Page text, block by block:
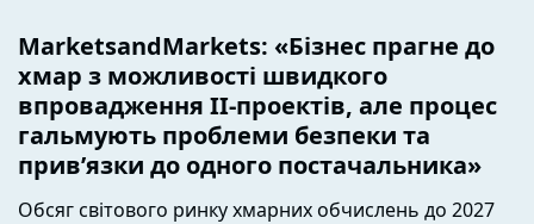
MarketsandMarkets: «Бізнес прагне до
хмар з можливості швидкого
впровадження ІІ-проектів, але процес
гальмують проблеми безпеки та
прив’язки до одного постачальника»
Обсяг світового ринку хмарних обчислень до 2027